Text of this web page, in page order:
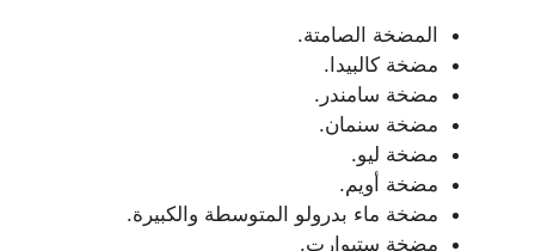
المضخة الصامتة.
مضخة كالبيدا.
مضخة سامندر.
مضخة سنمان.
مضخة ليو.
مضخة أويم.
مضخة ماء بدرولو المتوسطة والكبيرة.
مضخة ستيوارت.